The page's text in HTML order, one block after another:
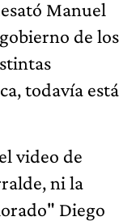
Manuel
de los
todavía está
video de
ni la
Diego